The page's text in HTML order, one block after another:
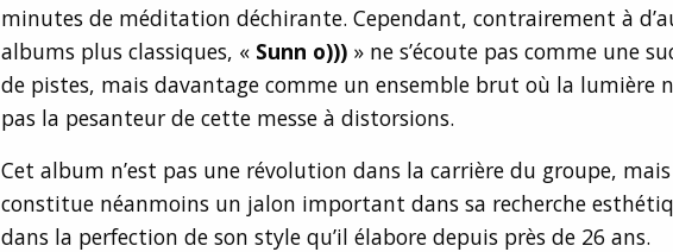
minutes de méditation déchirante. Cependant, contrairement à
albums plus classiques, « Sunn o)))» ne s’écoute pas comme une
de pistes, mais davantage comme un ensemble brut où la lumière
pas la pesanteur de cette messe à distorsions.
Cet album n’est pas une révolution dans la carrière du groupe,
constitue néanmoins un jalon important dans sa recherche
dans la perfection de son style qu’il élabore depuis près de 26 ans.